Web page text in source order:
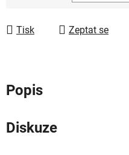
Tisk Zeptat se
Popis
Diskuze